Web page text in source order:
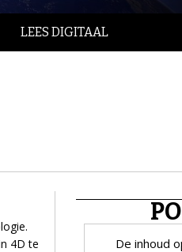
LEES DIGITAAL
4D te
De inhoud